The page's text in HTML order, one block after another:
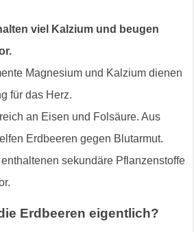
viel Kalzium und beugen
Magnesium und Kalzium dienen
für das Herz.
an Eisen und Folsäure. Aus
Erdbeeren gegen Blutarmut.
sekundäre Pflanzenstoffe
Erdbeeren eigentlich?